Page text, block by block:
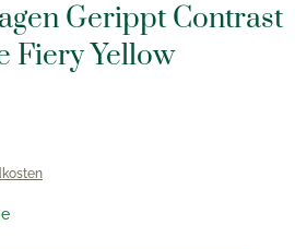
Gerippt Contrast
Fiery Yellow